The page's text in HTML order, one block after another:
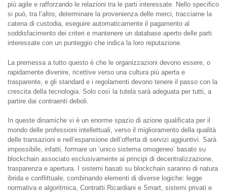
più agile e rafforzando le relazioni tra le parti interessate. Nello specifico
si può, tra l’altro, determinare la provenienza delle merci, tracciarne la
catena di custodia, eseguire automaticamente il pagamento al
soddisfacimento dei criteri e mantenere un database aperto delle parti
interessate con un punteggio che indica la loro reputazione.
La premessa a tutto questo è che le organizzazioni devono essere, o
rapidamente divenire, ricettive verso una cultura più aperta e
trasparente, e gli standard e i regolamenti devono tenere il passo con la
crescita della tecnologia. Solo così la tutela sarà adeguata per tutti, a
partire dai contraenti deboli.
In queste dinamiche vi è un enorme spazio di azione qualificata per il
mondo delle professioni intellettuali, verso il miglioramento della qualità
delle transazioni e nell’espansione dell’offerta di servizi aggiuntivi. Sarà
impossibile, infatti, formare un ‘unico sistema omogeneo’ basato su
blockchain associato esclusivamente ai principi di decentralizzazione,
trasparenza e apertura. I sistemi basati su blockchain saranno di natura
ibrida e conflittuale, combinando elementi di diverse logiche: legge
normativa e algoritmica, Contratti Ricardiani e Smart, sistemi privati e